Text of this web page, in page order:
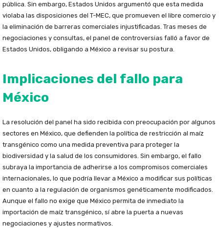
pública. Sin embargo, Estados Unidos argumentó que esta medida
violaba las disposiciones del T-MEC, que promueven el libre comercio y
la eliminación de barreras comerciales injustificadas. Tras meses de
negociaciones y consultas, el panel de controversias falló a favor de
Estados Unidos, obligando a México a revisar su postura.
Implicaciones del fallo para
México
La resolución del panel ha sido recibida con preocupación por algunos
sectores en México, que defienden la política de restricción al maíz
transgénico como una medida preventiva para proteger la
biodiversidad y la salud de los consumidores. Sin embargo, el fallo
subraya la importancia de adherirse a los compromisos comerciales
internacionales, lo que podría llevar a México a modificar sus políticas
en cuanto a la regulación de organismos genéticamente modificados.
Aunque el fallo no exige que México permita de inmediato la
importación de maíz transgénico, sí abre la puerta a nuevas
negociaciones y ajustes normativos.